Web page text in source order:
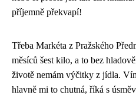
příjemně překvapí!
Třeba Markéta z Pražského
měsíců šest kilo, a to bez
životě nemám výčitky z jídla.
hlavně mi to chutná, říká s